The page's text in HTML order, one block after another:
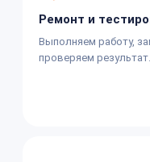
Ремонт и
Выполняем работу,
проверяем результат.